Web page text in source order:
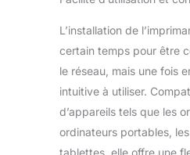
L’installation de
certain temps pour être
le réseau, mais une fois
intuitive à utiliser.
d’appareils tels que les
ordinateurs portables,
tablettes, elle offre une